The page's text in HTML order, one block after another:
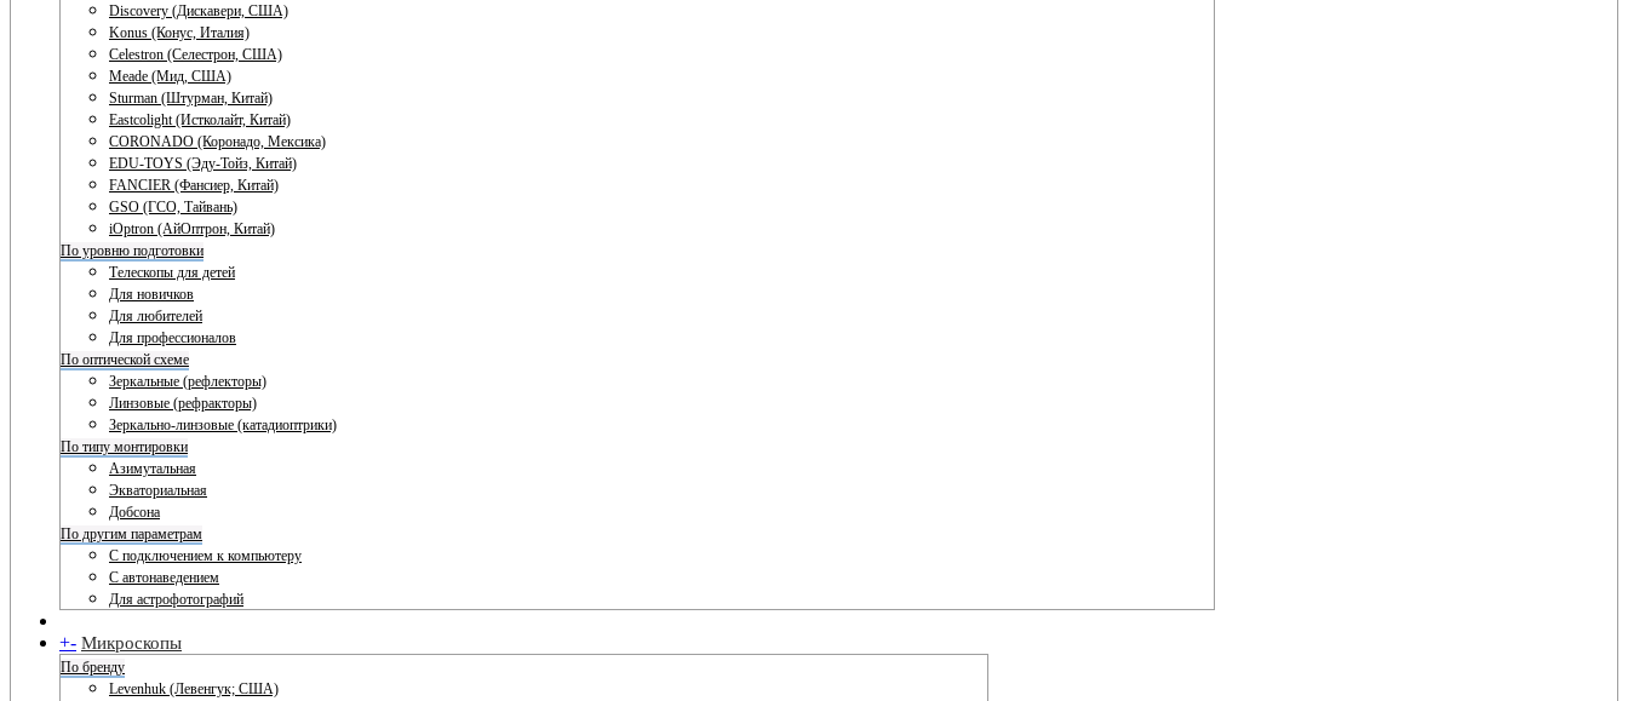
Discovery (Дискавери, США)
Konus (Конус, Италия)
Celestron (Селестрон, США)
Meade (Мид, США)
Sturman (Штурман, Китай)
Eastcolight (Истколайт, Китай)
CORONADO (Коронадо, Мексика)
EDU-TOYS (Эду-Тойз, Китай)
FANCIER (Фансиер, Китай)
GSO (ГСО, Тайвань)
iOptron (АйОптрон, Китай)
По уровню подготовки
Телескопы для детей
Для новичков
Для любителей
Для профессионалов
По оптической схеме
Зеркальные (рефлекторы)
Линзовые (рефракторы)
Зеркально-линзовые (катадиоптрики)
По типу монтировки
Азимутальная
Экваториальная
Добсона
По другим параметрам
С подключением к компьютеру
С автонаведением
Для астрофотографий
+- Микроскопы
По бренду
Levenhuk (Левенгук; США)